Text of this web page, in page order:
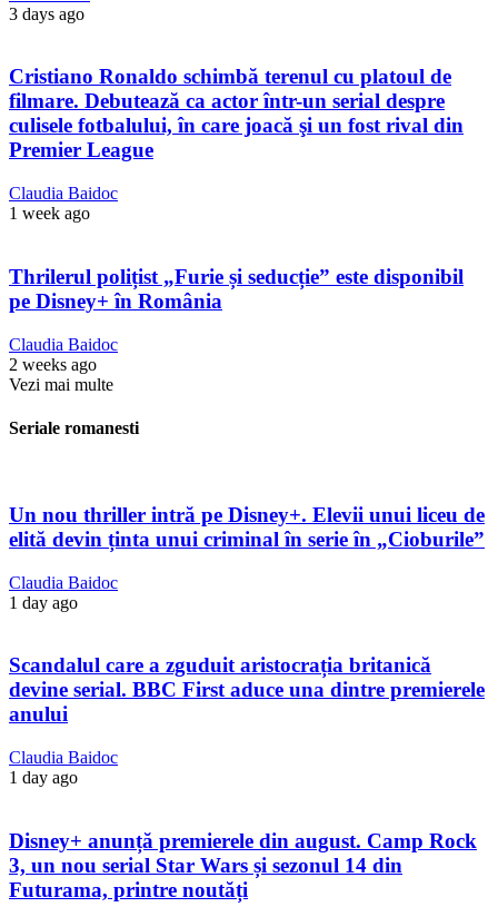
3 days ago
Cristiano Ronaldo schimbă terenul cu platoul de
filmare. Debutează ca actor într-un serial despre
culisele fotbalului, în care joacă şi un fost rival din
Premier League
Claudia Baidoc
1 week ago
Thrilerul polițist „Furie și seducție” este disponibil
pe Disney+ în România
Claudia Baidoc
2 weeks ago
Vezi mai multe
Seriale romanesti
Un nou thriller intră pe Disney+. Elevii unui liceu de
elită devin ținta unui criminal în serie în „Cioburile”
Claudia Baidoc
1 day ago
Scandalul care a zguduit aristocrația britanică
devine serial. BBC First aduce una dintre premierele
anului
Claudia Baidoc
1 day ago
Disney+ anunță premierele din august. Camp Rock
3, un nou serial Star Wars și sezonul 14 din
Futurama, printre noutăți